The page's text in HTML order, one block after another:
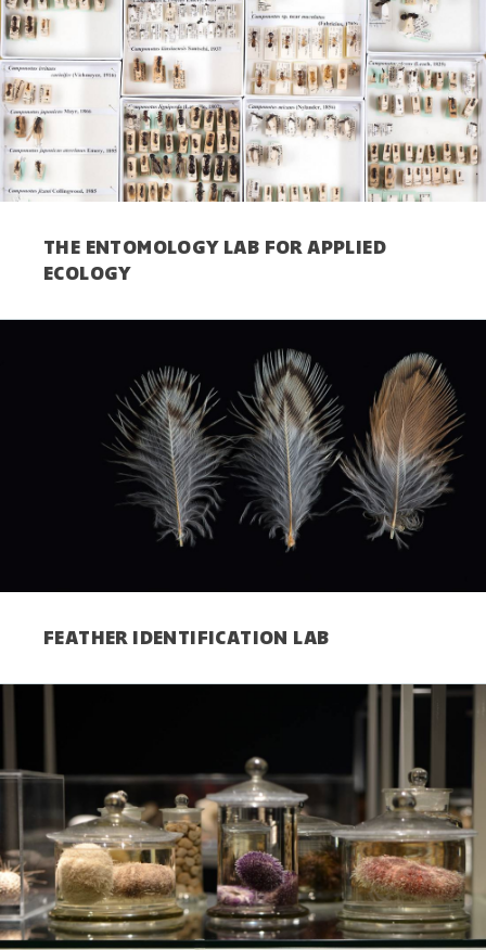
THE ENTOMOLOGY LAB FOR APPLIED
ECOLOGY
FEATHER IDENTIFICATION LAB